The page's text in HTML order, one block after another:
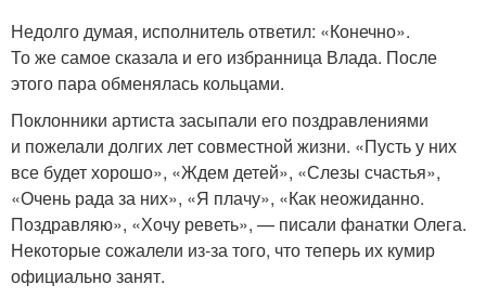
Недолго думая, исполнитель ответил: «Конечно».
То же самое сказала и его избранница Влада. После
этого пара обменялась кольцами.
Поклонники артиста засыпали его поздравлениями
и пожелали долгих лет совместной жизни. «Пусть у них
все будет хорошо», «Ждем детей», «Слезы счастья»,
«Очень рада за них», «Я плачу», «Как неожиданно.
Поздравляю», «Хочу реветь», — писали фанатки Олега.
Некоторые сожалели из-за того, что теперь их кумир
официально занят.